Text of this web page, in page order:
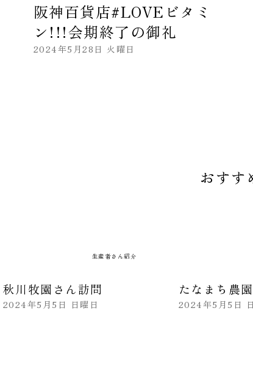
阪神百貨店#LOVEビタミ
ン!!!会期終了の御礼
2024年5月28日 火曜日
おすす
生産者さん紹介
秋川牧園さん訪問
2024年5月5日 日曜日
たなまち農
2024年5月5日